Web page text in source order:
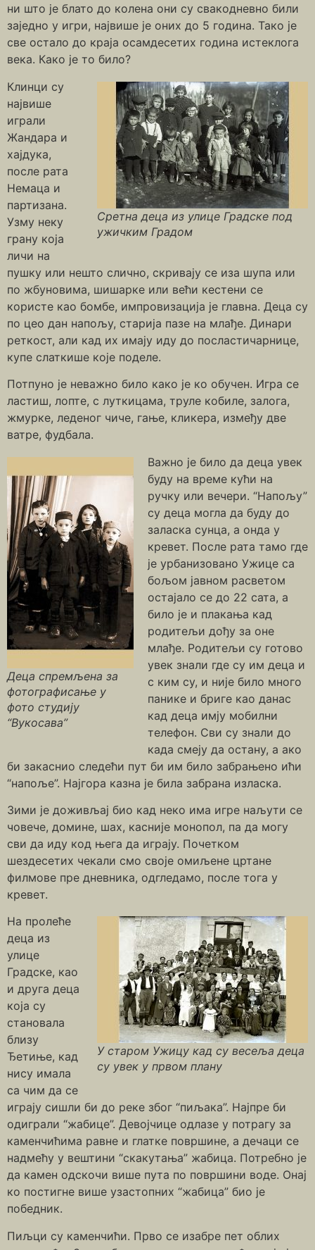
ни што је блато до колена они су свакодневно били
заједно у игри, највише је оних до 5 година. Тако је
све остало до краја осамдесетих година истеклога
века. Како је то било?
Сретна деца из улице Градске под
ужичким Градом
Клинци су
највише
играли
Жандара и
хајдука,
после рата
Немаца и
партизана.
Узму неку
грану која
личи на
пушку или нешто слично, скривају се иза шупа или
по жбуновима, шишарке или већи кестени се
користе као бомбе, импровизација је главна. Деца су
по цео дан напољу, старија пазе на млађе. Динари
реткост, али кад их имају иду до посластичарнице,
купе слаткише које поделе.
Потпуно је неважно било како је ко обучен. Игра се
ластиш, лопте, с луткицама, труле кобиле, залога,
жмурке, леденог чиче, гање, кликера, између две
ватре, фудбала.
Деца спремљена за
фотографисање у
фото студију
“Вукосава”
Важно је било да деца увек
буду на време кући на
ручку или вечери. “Напољу”
су деца могла да буду до
заласка сунца, а онда у
кревет. После рата тамо где
је урбанизовано Ужице са
бољом јавном расветом
остајало се до 22 сата, а
било је и плакања кад
родитељи дођу за оне
млађе. Родитељи су готово
увек знали где су им деца и
с ким су, и није било много
панике и бриге као данас
кад деца имју мобилни
телефон. Сви су знали до
када смеју да остану, а ако
би закаснио следећи пут би им било забрањено ићи
“напоље”. Најгора казна је била забрана изласка.
Зими је доживљај био кад неко има игре наљути се
човече, домине, шах, касније монопол, па да могу
сви да иду код њега да играју. Почетком
шездесетих чекали смо своје омиљене цртане
филмове пре дневника, одгледамо, после тога у
кревет.
У старом Ужицу кад су весеља деца
су увек у првом плану
На пролеће
деца из
улице
Градске, као
и друга деца
која су
становала
близу
Ђетиње, кад
нису имала
са чим да се
играју сишли би до реке због “пиљака”. Најпре би
одиграли “жабице”. Девојчице одлазе у потрагу за
каменчићима равне и глатке површине, а дечаци се
надмећу у вештини “скакутања” жабица. Потребно је
да камен одскочи више пута по површини воде. Онај
ко постигне више узастопних “жабица” био је
победник.
Пиљци су каменчићи. Прво се изабре пет облих